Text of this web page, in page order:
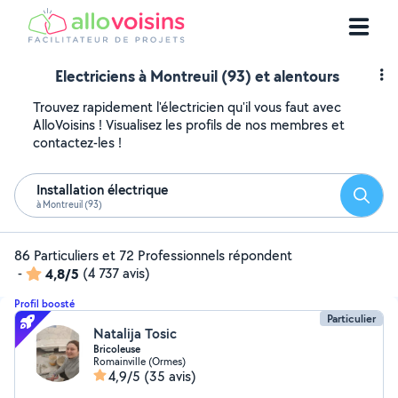
Electriciens à Montreuil (93) et alentours
Trouvez rapidement l'électricien qu'il vous faut avec
AlloVoisins ! Visualisez les profils de nos membres et
contactez-les !
Installation électrique
à Montreuil (93)
86 Particuliers et 72 Professionnels répondent
-
4,8/5 (4 737 avis)
Profil boosté
Particulier
Natalija Tosic
Bricoleuse
Romainville (Ormes)
4,9/5 (35 avis)